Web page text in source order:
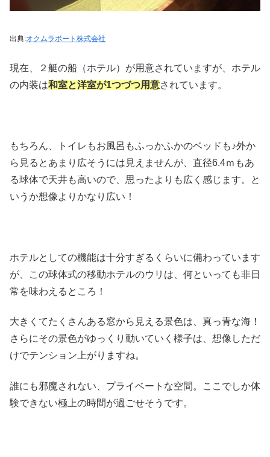
出典:オクムラボート株式会社
現在、２艇の船（ホテル）が用意されていますが、ホテル
の内装は和室と洋室が1つづつ用意されています。
もちろん、トイレもお風呂もふっかふかのベッドも♪外か
ら見るとあまり広そうには見えませんが、直径6.4ｍもあ
る球体で天井も高いので、思ったよりも広く感じます。と
いうか想像よりかなり広い！
ホテルとしての機能は十分すぎるくらいに備わっています
が、この球体式の移動ホテルのウリは、何といっても非日
常を味わえるところ！
大きくてたくさんある窓から見える景色は、真っ青な海！
さらにその景色がゆっくり動いていく様子は、想像しただ
けでテンション上がりますね。
誰にも邪魔されない、プライベートな空間。ここでしか体
験できない極上の時間が過ごせそうです。